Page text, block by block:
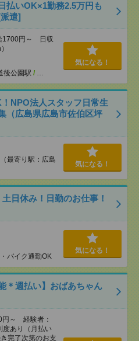
払いOK×1勤務2.5万円も
遣]
1700円～ 日収
後公園駅 / …
気になる！
NPO法人スタッフ日常生
広島県広島市佐伯区坪
最寄り駅：広島
気になる！
日休み！日勤のお仕事！
バイク通勤OK
気になる！
＊週払い】おばあちゃん
円～ 経験者：
あり（月払い
完了次第のお支